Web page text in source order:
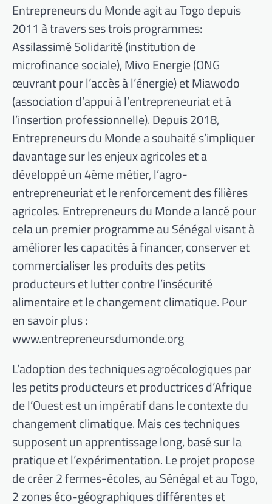
Entrepreneurs du Monde agit au Togo depuis
2011 à travers ses trois programmes:
Assilassimé Solidarité (institution de
microfinance sociale), Mivo Energie (ONG
œuvrant pour l’accès à l’énergie) et Miawodo
(association d’appui à l’entrepreneuriat et à
l’insertion professionnelle). Depuis 2018,
Entrepreneurs du Monde a souhaité s’impliquer
davantage sur les enjeux agricoles et a
développé un 4ème métier, l’agro-
entrepreneuriat et le renforcement des filières
agricoles. Entrepreneurs du Monde a lancé pour
cela un premier programme au Sénégal visant à
améliorer les capacités à financer, conserver et
commercialiser les produits des petits
producteurs et lutter contre l’insécurité
alimentaire et le changement climatique. Pour
en savoir plus :
www.entrepreneursdumonde.org
L’adoption des techniques agroécologiques par
les petits producteurs et productrices d’Afrique
de l’Ouest est un impératif dans le contexte du
changement climatique. Mais ces techniques
supposent un apprentissage long, basé sur la
pratique et l’expérimentation. Le projet propose
de créer 2 fermes-écoles, au Sénégal et au Togo,
2 zones éco-géographiques différentes et